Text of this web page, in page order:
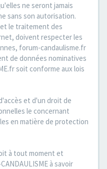
ne seront jamais
sans son autorisation.
le traitement des
doivent respecter les
forum-candaulisme.fr
de données nominatives
soit conforme aux lois
et d'un droit de
le concernant
en matière de protection
à tout moment et
à savoir